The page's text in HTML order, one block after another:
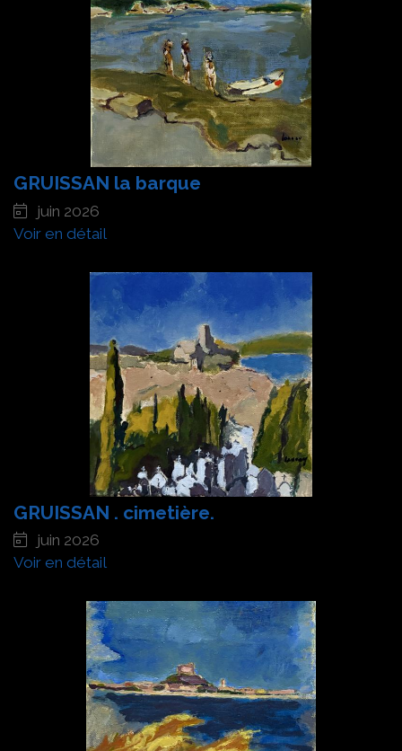
GRUISSAN la barque
juin 2026
Voir en détail
GRUISSAN . cimetière.
juin 2026
Voir en détail